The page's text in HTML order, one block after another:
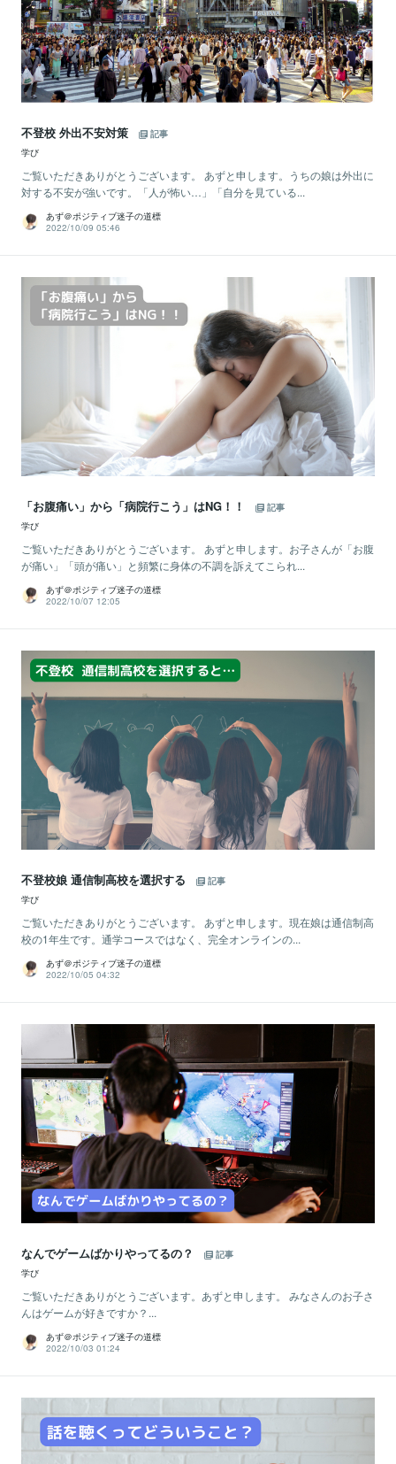
不登校 外出不安対策
記事
学び
ご覧いただきありがとうございます。 あずと申します。うちの娘は外出に
対する不安が強いです。「人が怖い…」「自分を見ている...
あず＠ポジティブ迷子の道標
2022/10/09 05:46
「お腹痛い」から「病院行こう」はNG！！
記事
学び
ご覧いただきありがとうございます。 あずと申します。お子さんが「お腹
が痛い」「頭が痛い」と頻繁に身体の不調を訴えてこられ...
あず＠ポジティブ迷子の道標
2022/10/07 12:05
不登校娘 通信制高校を選択する
記事
学び
ご覧いただきありがとうございます。 あずと申します。現在娘は通信制高
校の1年生です。通学コースではなく、完全オンラインの...
あず＠ポジティブ迷子の道標
2022/10/05 04:32
なんでゲームばかりやってるの？
記事
学び
ご覧いただきありがとうございます。あずと申します。 みなさんのお子さ
んはゲームが好きですか？...
あず＠ポジティブ迷子の道標
2022/10/03 01:24